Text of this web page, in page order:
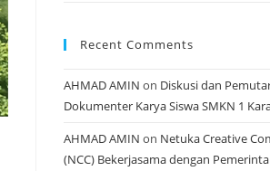
Recent Comments
AHMAD AMIN on Diskusi dan
Dokumenter Karya Siswa SMKN 1
AHMAD AMIN on Netuka Creative
(NCC) Bekerjasama dengan